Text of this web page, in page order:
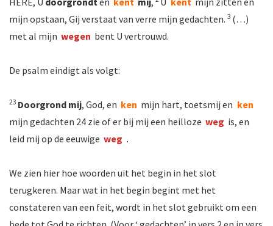
mijn opstaan, Gij verstaat van verre mijn gedachten. 3 (…)
met al mijn wegen bent U vertrouwd.
De psalm eindigt als volgt:
23 Doorgrond mij, God, en ken mijn hart, toetsmij en ken
mijn gedachten 24 zie of er bij mij een heilloze weg is, en
leid mij op de eeuwige weg .
We zien hier hoe woorden uit het begin in het slot
terugkeren. Maar wat in het begin begint met het
constateren van een feit, wordt in het slot gebruikt om een